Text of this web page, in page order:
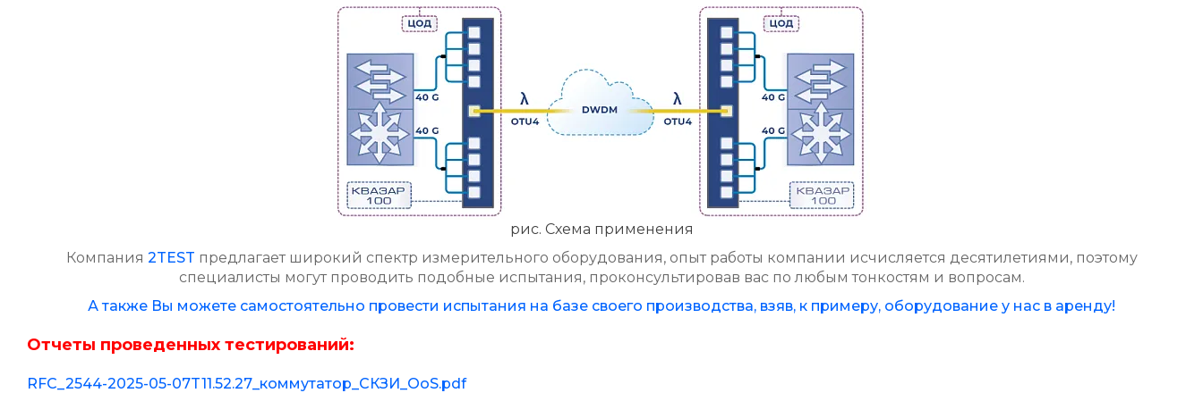
рис. Схема применения
Компания 2TEST предлагает широкий спектр измерительного оборудования, опыт работы компании исчисляется десятилетиями, поэтому
специалисты могут проводить подобные испытания, проконсультировав вас по любым тонкостям и вопросам.
А также Вы можете самостоятельно провести испытания на базе своего производства, взяв, к примеру, оборудование у нас в аренду!
Отчеты проведенных тестирований:
RFC_2544-2025-05-07T11.52.27_коммутатор_СКЗИ_OoS.pdf